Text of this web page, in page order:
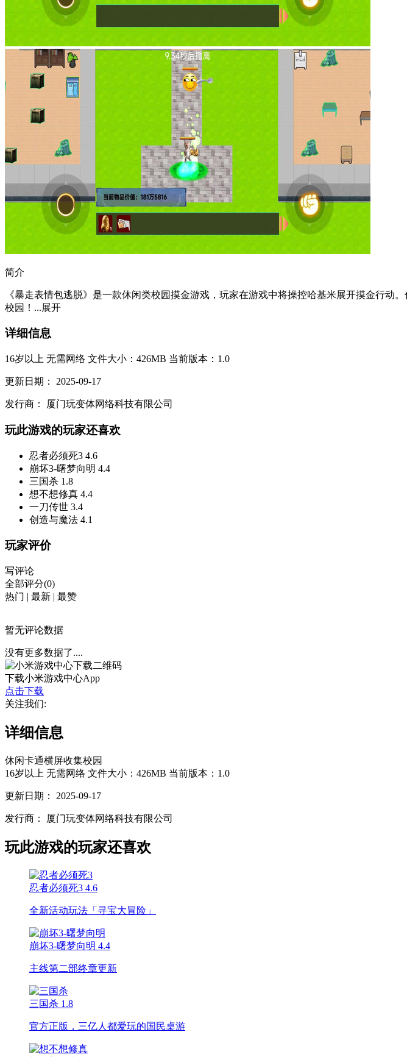
简介
《暴走表情包逃脱》是一款休闲类校园摸金游戏，玩家在游戏中将操控哈基米展开摸金行
校园！...展开
详细信息
16岁以上 无需网络 文件大小：426MB 当前版本：1.0
更新日期： 2025-09-17
发行商： 厦门玩变体网络科技有限公司
玩此游戏的玩家还喜欢
忍者必须死3 4.6
崩坏3-曙梦向明 4.4
三国杀 1.8
想不想修真 4.4
一刀传世 3.4
创造与魔法 4.1
玩家评价
写评论
全部评分(0)
热门 | 最新 | 最赞
暂无评论数据
没有更多数据了....
下载小米游戏中心App
点击下载
关注我们:
详细信息
休闲卡通横屏收集校园
16岁以上 无需网络 文件大小：426MB 当前版本：1.0
更新日期： 2025-09-17
发行商： 厦门玩变体网络科技有限公司
玩此游戏的玩家还喜欢
忍者必须死3 4.6
全新活动玩法「寻宝大冒险」
崩坏3-曙梦向明 4.4
主线第二部终章更新
三国杀 1.8
官方正版，三亿人都爱玩的国民桌游